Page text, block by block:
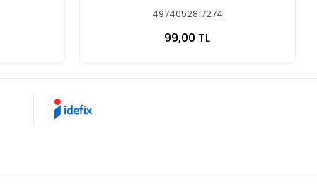
4974052817274
99,00 TL